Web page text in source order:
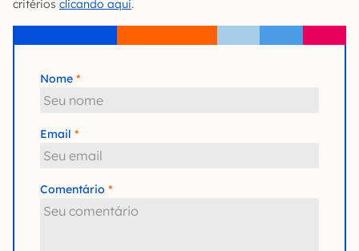
critérios clicando aqui.
Nome
Email
Comentário